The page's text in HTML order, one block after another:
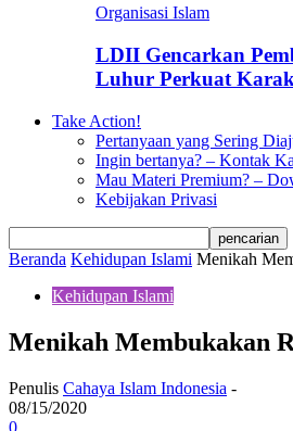
Organisasi Islam
LDII Gencarkan
Luhur Perkuat
Take Action!
Pertanyaan yang Sering
Ingin bertanya? – Kontak
Mau Materi Premium? –
Kebijakan Privasi
Beranda Kehidupan Islami Menikah
Kehidupan Islami
Menikah Membukakan
Penulis Cahaya Islam Indonesia -
08/15/2020
0